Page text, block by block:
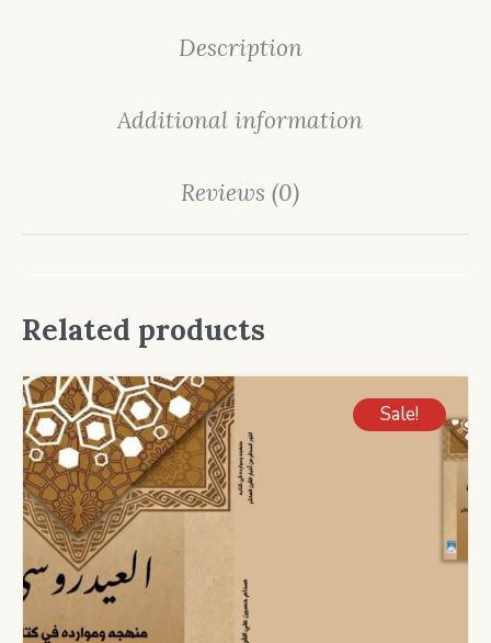
Description
Additional information
Reviews (0)
Related products
Sale!